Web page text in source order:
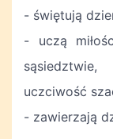
- świętują
- uczą
sąsiedztwie,
uczciwość
- zawierzają